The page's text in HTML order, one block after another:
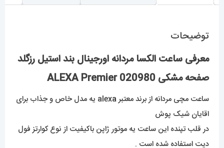
توضیحات
معرفی ساعت الکسا مردانه اورجینال بند استیل رزگلد
صفحه مشکی 020980 ALEXA Premier
ساعت مچی مردانه از برند معتبر alexa
یه مدل خاص و جذاب برای
اقایان شیک پوش
در قلب تپنده این ساعت یه موتور ژاپن باکیفیت از نوع کوارتز فول
دیت استفاده شده است .